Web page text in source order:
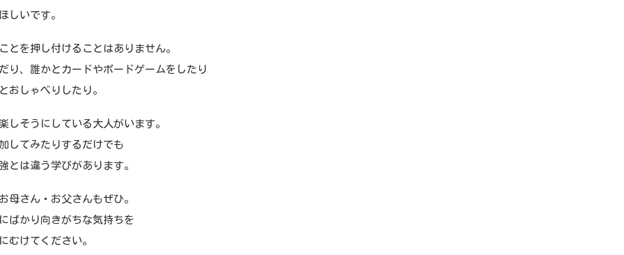
しいです。
とを押し付けることはありません。
り、誰かとカードやボードゲームをしたり
おしゃべりしたり。
しそうにしている大人がいます。
してみたりするだけでも
とは違う学びがあります。
母さん・お父さんもぜひ。
ばかり向きがちな気持ちを
むけてください。